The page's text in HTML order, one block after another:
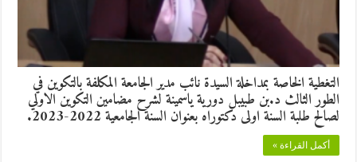
التغطية الخاصة بمداخلة السيدة نائب مدير الجامعة المكلفة بالتكوين في
الطور الثالث د.بن طبيبل دورية ياسمينة لشرح مضامين التكوين الاولي
لصالح طلبة السنة اولى دكتوراه بعنوان السنة الجامعية 2022-2023.
أكمل القراءة »